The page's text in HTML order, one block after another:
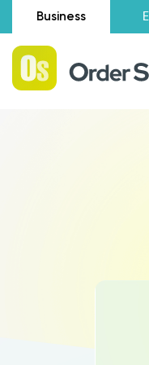
Business